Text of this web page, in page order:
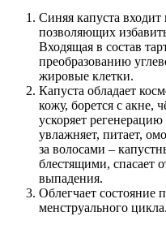
Синяя капуста входит
позволяющих
Входящая в состав
преобразованию
жировые клетки.
Капуста обладает
кожу, борется с акне,
ускоряет
увлажняет, питает,
за волосами –
блестящими, спасает
выпадения.
Облегчает состояние
менструального цикла.